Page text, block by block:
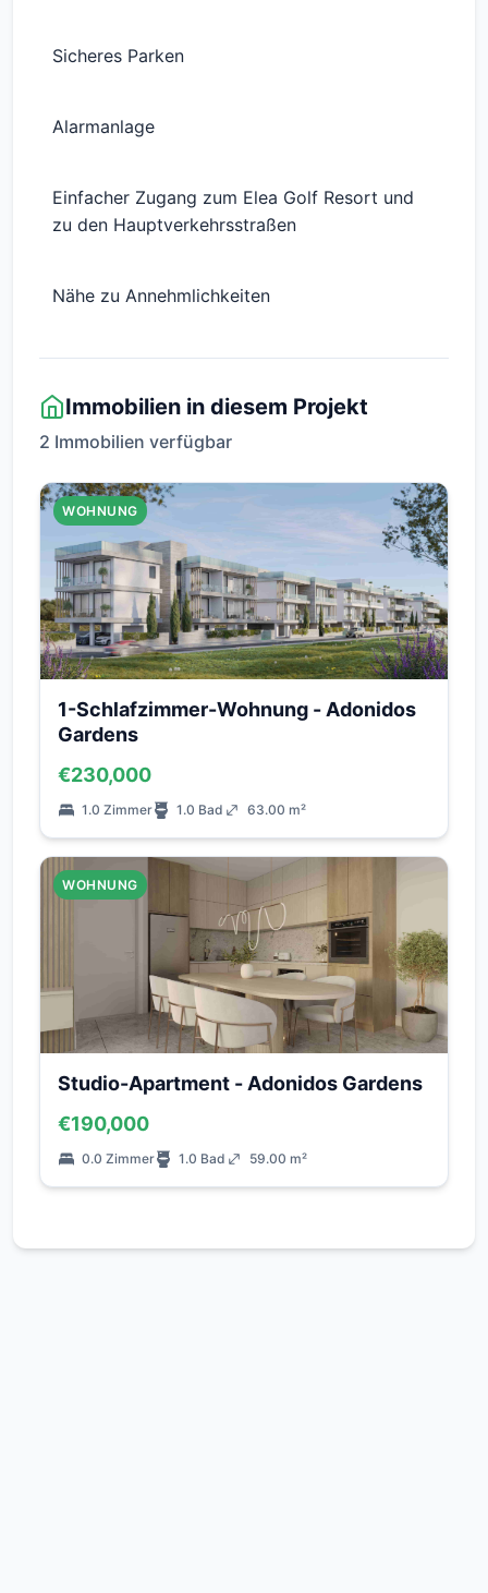
Sicheres Parken
Alarmanlage
Einfacher Zugang zum Elea Golf Resort und
zu den Hauptverkehrsstraßen
Nähe zu Annehmlichkeiten
Immobilien in diesem Projekt
2 Immobilien verfügbar
WOHNUNG
1-Schlafzimmer-Wohnung - Adonidos
Gardens
€230,000
1.0 Zimmer 1.0 Bad 63.00 m²
WOHNUNG
Studio-Apartment - Adonidos Gardens
€190,000
0.0 Zimmer 1.0 Bad 59.00 m²